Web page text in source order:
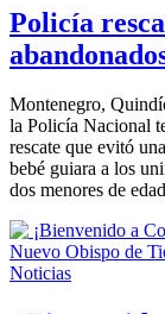
Policía
Montenegro,
la Policía Nacional
rescate que evitó
bebé guiara a los
dos menores de
Noticias